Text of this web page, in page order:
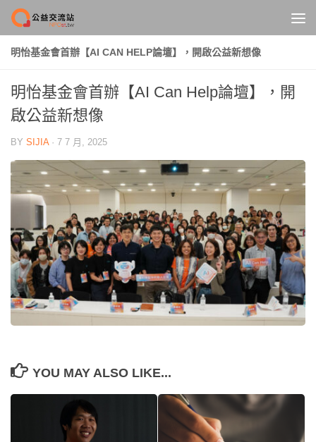
Skip to content
明怡基金會首辦【AI CAN HELP論壇】，開啟公益新想像
明怡基金會首辦【AI Can Help論壇】，開
啟公益新想像
BY SIJIA · 7 7 月, 2025
YOU MAY ALSO LIKE...